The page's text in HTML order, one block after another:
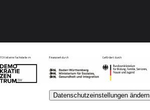
Datenschutzeinstellungen ändern